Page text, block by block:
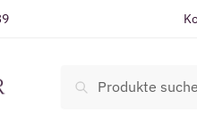
nach:
Suche